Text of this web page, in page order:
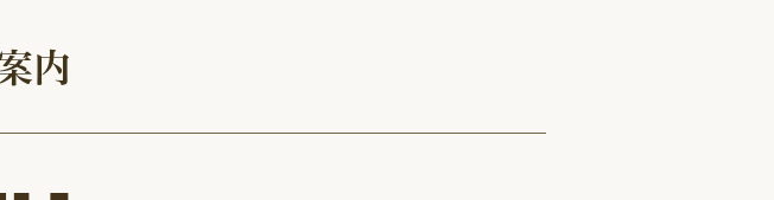
に行ってきました。面白か……
内